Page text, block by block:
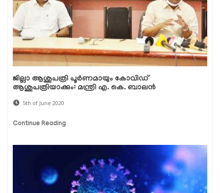
ജില്ലാ ആശുപത്രി പൂര്‍ണമായും കോവിഡ്
ആശുപത്രിയാക്കും: മന്ത്രി എ. കെ. ബാലന്‍
5th of June 2020
Continue Reading